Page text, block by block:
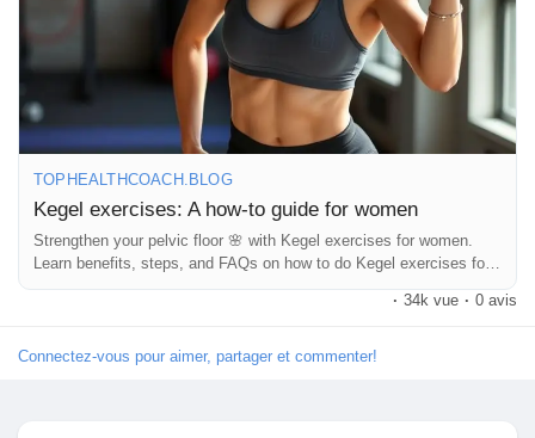
Articles populaires
Financement
#pelvicfloorexercises
#womensupportingwomen
#mindbodyhealth
#dailyhealthtips
#womensfitness
#selflovejourney
#bladderhealth
#confidenceboost
#healthandwellness #naturalhealing
TOPHEALTHCOACH.BLOG
Kegel exercises: A how-to guide for women
Strengthen your pelvic floor 🌸 with Kegel exercises for women.
Learn benefits, steps, and FAQs on how to do Kegel exercises for
women daily.
· 34k vue · 0 avis
Connectez-vous pour aimer, partager et commenter!